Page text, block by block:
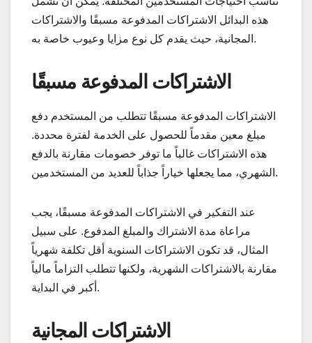
هذه البدائل الاشتراكات المدفوعة مسبقًا والاشتراكات
المجانية، حيث يقدم كل نوع مزايا وعيوب خاصة به.
الاشتراكات المدفوعة مسبقًا
الاشتراكات المدفوعة مسبقًا تتطلب من المستخدم دفع
مبلغ معين مقدماً للحصول على الخدمة لفترة محددة.
هذه الاشتراكات غالباً ما توفر خصومات مقارنة بالدفع
الشهري، مما يجعلها خياراً جذاباً للعديد من المستخدمين.
عند التفكير في الاشتراكات المدفوعة مسبقًا، يجب
مراعاة مدة الاشتراك والمبلغ المدفوع. على سبيل
المثال، قد تكون الاشتراكات السنوية أقل تكلفة شهرياً
مقارنة بالاشتراكات الشهرية، ولكنها تتطلب التزاماً مالياً
أكبر في البداية.
الاشتراكات المجانية